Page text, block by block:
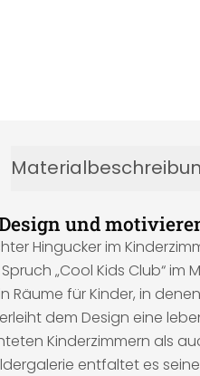
und
Hingucker im
„Cool Kids Club“
für Kinder, in
dem Design eine
Kinderzimmern als
entfaltet es